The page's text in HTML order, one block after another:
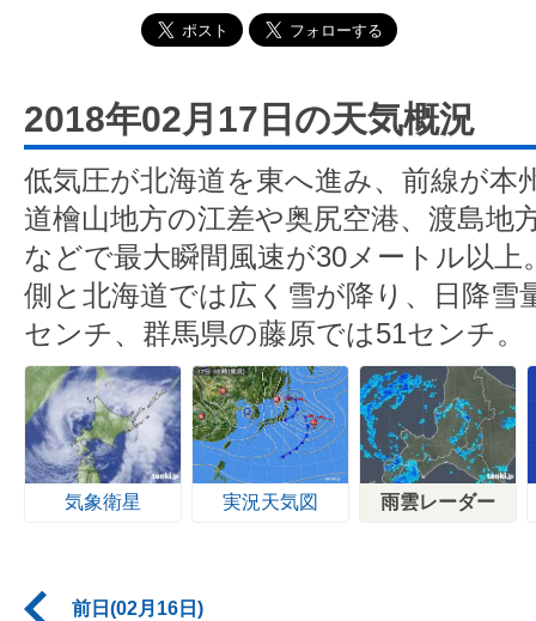
2018年02月17日の天気概況
低気圧が北海道を東へ進み、前線が本
道檜山地方の江差や奥尻空港、渡島地
などで最大瞬間風速が30メートル以上
側と北海道では広く雪が降り、日降雪
センチ、群馬県の藤原では51センチ。
気象衛星 実況天気図 雨雲レーダー
前日(02月16日)